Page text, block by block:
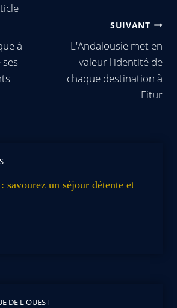
à
SUIVANT
L'Andalousie met en
valeur l'identité de
chaque destination à
Fitur
savourez un séjour détente et
DE L'OUEST